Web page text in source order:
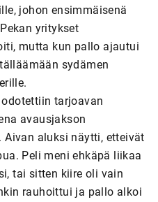
johon ensimmäisenä
yritykset
mutta kun pallo ajautui
sydämen
tarjoavan
avausjakson
aluksi näytti, etteivät
Peli meni ehkäpä liikaa
tai sitten kiire oli vain
rauhoittui ja pallo alkoi